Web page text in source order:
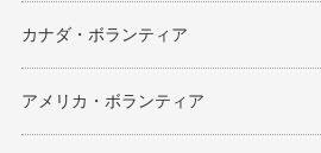
カナダ・ボランティア
アメリカ・ボランティア